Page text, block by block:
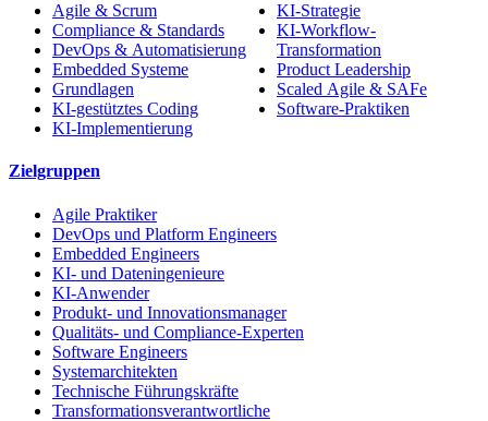
Agile & Scrum
Compliance & Standards
DevOps & Automatisierung
Embedded Systeme
Grundlagen
KI-gestütztes Coding
KI-Implementierung
KI-Strategie
KI-Workflow-
Transformation
Product Leadership
Scaled Agile & SAFe
Software-Praktiken
Zielgruppen
Agile Praktiker
DevOps und Platform Engineers
Embedded Engineers
KI- und Dateningenieure
KI-Anwender
Produkt- und Innovationsmanager
Qualitäts- und Compliance-Experten
Software Engineers
Systemarchitekten
Technische Führungskräfte
Transformationsverantwortliche